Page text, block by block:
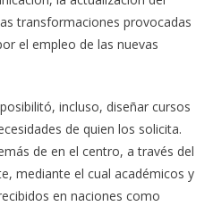
transformaciones provocadas
el empleo de las nuevas
incluso, diseñar cursos
de quien los solicita.
de en el centro, a través del
mediante el cual académicos y
en naciones como